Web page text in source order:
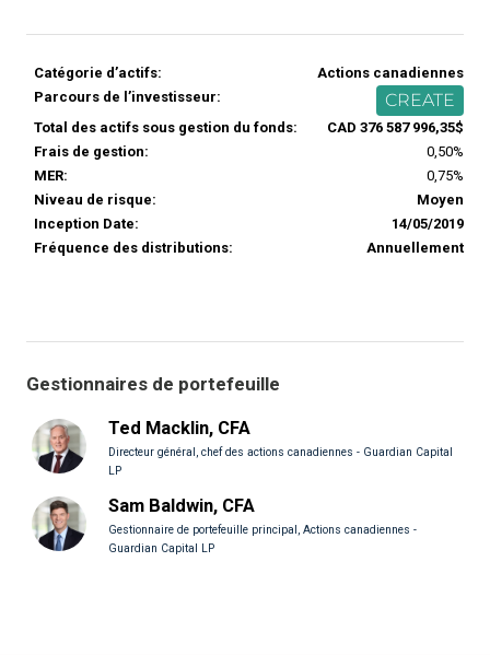
Catégorie d’actifs:
Actions canadiennes
Parcours de l’investisseur:
CREATE
Total des actifs sous gestion du fonds:
CAD 376 587 996,35$
Frais de gestion:
0,50%
MER:
0,75%
Niveau de risque:
Moyen
Inception Date:
14/05/2019
Fréquence des distributions:
Annuellement
Gestionnaires de portefeuille
Ted Macklin, CFA
Directeur général, chef des actions canadiennes - Guardian Capital
LP
Sam Baldwin, CFA
Gestionnaire de portefeuille principal, Actions canadiennes -
Guardian Capital LP